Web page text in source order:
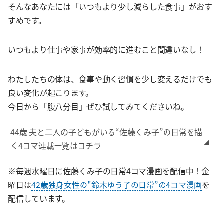
そんなあなたには「いつもより少し減らした食事」がおす
すめです。
いつもより仕事や家事が効率的に進むこと間違いなし！
わたしたちの体は、食事や動く習慣を少し変えるだけでも
良い変化が起こります。
今日から「腹八分目」ぜひ試してみてくださいね。
44歳 夫と二人の子どもがいる“佐藤くみ子”の日常を描
く4コマ連載一覧はコチラ
※毎週水曜日に佐藤くみ子の日常4コマ漫画を配信中！金
曜日は42歳独身女性の"鈴木ゆう子の日常”の4コマ漫画を
配信しています。